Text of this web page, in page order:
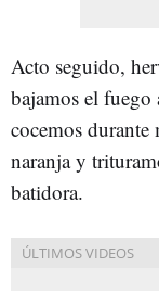
Acto seguido,
bajamos el
cocemos durante
naranja y
batidora.